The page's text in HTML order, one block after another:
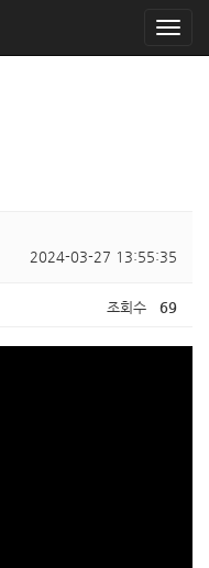
2024-03-27 13:55:35
조회수 69